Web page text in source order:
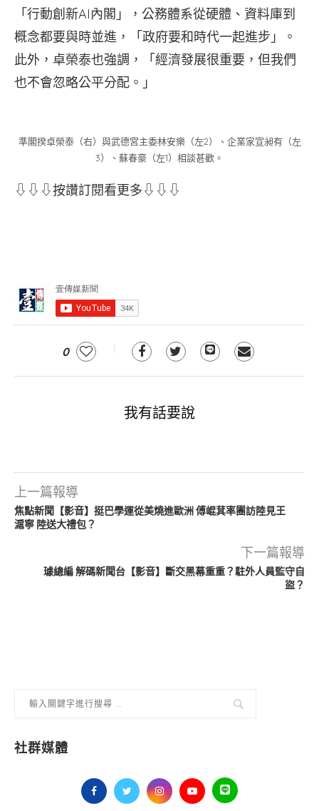
「行動創新AI內閣」，公務體系從硬體、資料庫到
概念都要與時並進，「政府要和時代一起進步」。
此外，卓榮泰也強調，「經濟發展很重要，但我們
也不會忽略公平分配。」
準閣揆卓榮泰（右）與武德宮主委林安樂（左2）、企業家宣昶有（左
3）、蘇春豪（左1）相談甚歡。
⇩⇩⇩按讚訂閱看更多⇩⇩⇩
0
我有話要說
上一篇報導
焦點新聞【影音】挺巴學運從美燒進歐洲 傅崐萁率團訪陸見王
滬寧 陸送大禮包？
下一篇報導
璩總編 解碼新聞台【影音】斷交黑幕重重？駐外人員監守自
盜？
社群媒體